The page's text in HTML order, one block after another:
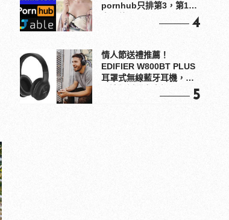
pornhub只排第3，第1名
4
情人節送禮推薦！
EDIFIER W800BT PLUS
耳罩式無線藍牙耳機，在
5